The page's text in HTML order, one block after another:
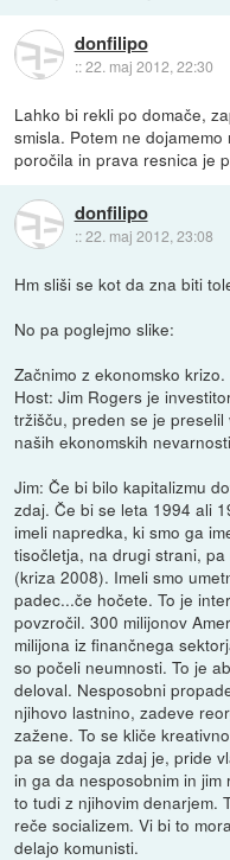
donfilipo
::22. maj 2012, 22:30
Lahko bi rekli po domače,
smisla. Potem ne
poročila in prava resnica je
donfilipo
::22. maj 2012, 23:08
Hm sliši se kot da zna biti
No pa poglejmo slike:
Začnimo z ekonomsko krizo.
Host: Jim Rogers je
tržišču, preden se je
naših ekonomskih
Jim: Če bi bilo kapitalizmu
zdaj. Če bi se leta 1994 ali
imeli napredka, ki smo ga
tisočletja, na drugi strani,
(kriza 2008). Imeli smo
padec...če hočete. To je
povzročil. 300 milijonov
milijona iz finančnega
so počeli neumnosti. To je
deloval. Nesposobni
njihovo lastnino, zadeve
zažene. To se kliče
pa se dogaja zdaj je, pride
in ga da nesposobnim in
to tudi z njihovim denarjem.
reče socializem. Vi bi to
delajo komunisti.